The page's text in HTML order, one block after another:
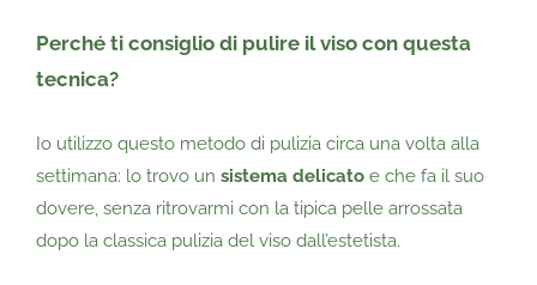
Perché ti consiglio di pulire il viso con questa
tecnica?
Io utilizzo questo metodo di pulizia circa una volta alla
settimana: lo trovo un sistema delicato e che fa il suo
dovere, senza ritrovarmi con la tipica pelle arrossata
dopo la classica pulizia del viso dall’estetista.